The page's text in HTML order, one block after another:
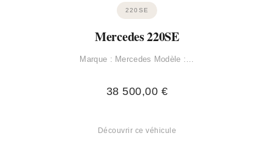
220SE
Mercedes 220SE
Marque : Mercedes Modèle :…
38 500,00 €
Découvrir ce véhicule